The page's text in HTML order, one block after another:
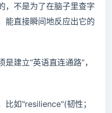
，不是为了在脑子里查字
能直接瞬间地反应出它的
建立“英语直连通路”，
比如"resilience"(韧性；